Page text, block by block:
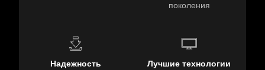
поколения
Надежность
Лучшие технологии